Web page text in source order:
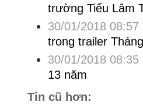
trường Tiếu Lâm
30/01/2018 08:57
trong trailer
30/01/2018 08:35
13 năm
Tin cũ hơn: